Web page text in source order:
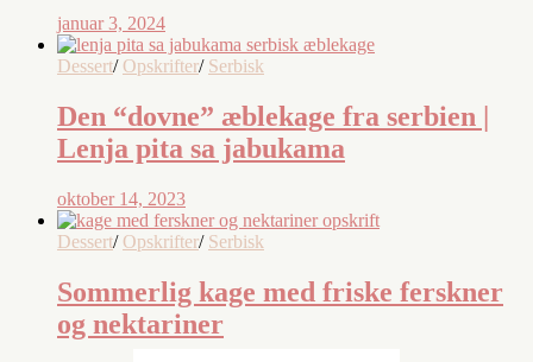
januar 3, 2024
Dessert/ Opskrifter/ Serbisk
Den “dovne” æblekage fra serbien |
Lenja pita sa jabukama
oktober 14, 2023
Dessert/ Opskrifter/ Serbisk
Sommerlig kage med friske ferskner
og nektariner